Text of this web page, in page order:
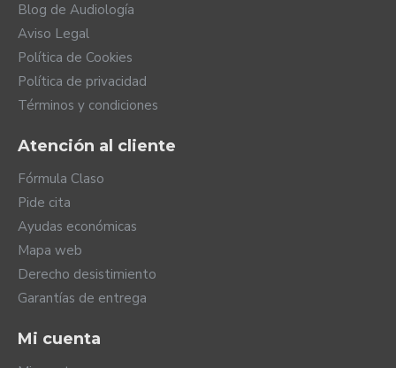
Blog de Audiología
Aviso Legal
Política de Cookies
Política de privacidad
Términos y condiciones
Atención al cliente
Fórmula Claso
Pide cita
Ayudas económicas
Mapa web
Derecho desistimiento
Garantías de entrega
Mi cuenta